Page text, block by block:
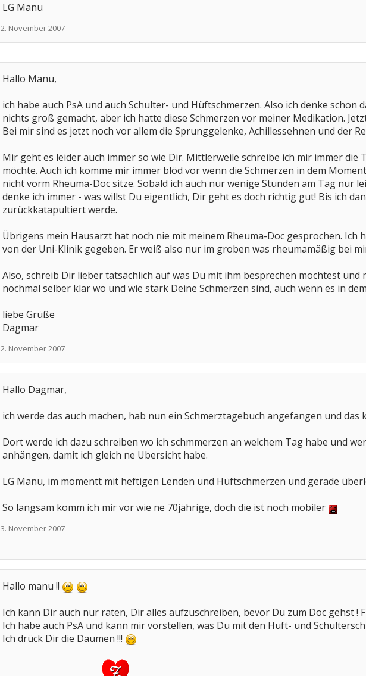
LG Manu
2. November 2007
Hallo Manu,
ich habe auch PsA und auch Schulter- und Hüftschmerzen. Also ich denke schon
nichts groß gemacht, aber ich hatte diese Schmerzen vor meiner Medikation.
Bei mir sind es jetzt noch vor allem die Sprunggelenke, Achillessehnen und der
Mir geht es leider auch immer so wie Dir. Mittlerweile schreibe ich mir immer die
möchte. Auch ich komme mir immer blöd vor wenn die Schmerzen in dem
nicht vorm Rheuma-Doc sitze. Sobald ich auch nur wenige Stunden am Tag nur
denke ich immer - was willst Du eigentlich, Dir geht es doch richtig gut! Bis ich
zurückkatapultiert werde.
Übrigens mein Hausarzt hat noch nie mit meinem Rheuma-Doc gesprochen. Ich
von der Uni-Klinik gegeben. Er weiß also nur im groben was rheumamäßig bei
Also, schreib Dir lieber tatsächlich auf was Du mit ihm besprechen möchtest
nochmal selber klar wo und wie stark Deine Schmerzen sind, auch wenn es in
liebe Grüße
Dagmar
2. November 2007
Hallo Dagmar,
ich werde das auch machen, hab nun ein Schmerztagebuch angefangen und
Dort werde ich dazu schreiben wo ich schmmerzen an welchem Tag habe und
anhängen, damit ich gleich ne Übersicht habe.
LG Manu, im momentt mit heftigen Lenden und Hüftschmerzen und gerade
So langsam komm ich mir vor wie ne 70jährige, doch die ist noch mobiler
3. November 2007
Hallo manu !!
Ich kann Dir auch nur raten, Dir alles aufzuschreiben, bevor Du zum Doc gehst !
Ich habe auch PsA und kann mir vorstellen, was Du mit den Hüft- und
Ich drück Dir die Daumen !!!